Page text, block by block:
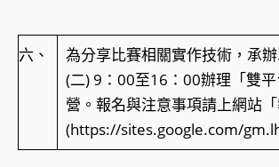
六、
為分享比賽相關實作技術，承
(二) 9：00至16：00辦理「雙
營。報名與注意事項請上網站
(https://sites.google.com/